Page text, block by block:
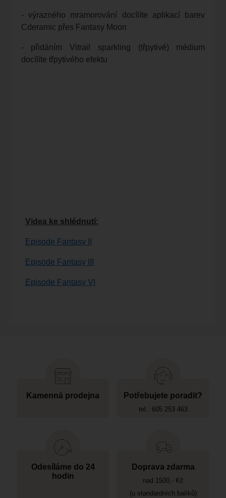
- výrazného mramorování docílíte aplikací barev
Cderamic přes Fantasy Moon
- přidáním Vitrail sparkling (třpytivé) médium
docílíte třpytivého efektu
Videa ke shlédnutí:
Episode Fantasy II
Episode Fantasy III
Episode Fantasy VI
Kamenná prodejna Potřebujete poradit?
tel.: 605 253 463
Odesíláme do 24
hodin
Doprava zdarma
nad 1500,- Kč
(u standardních balíků)